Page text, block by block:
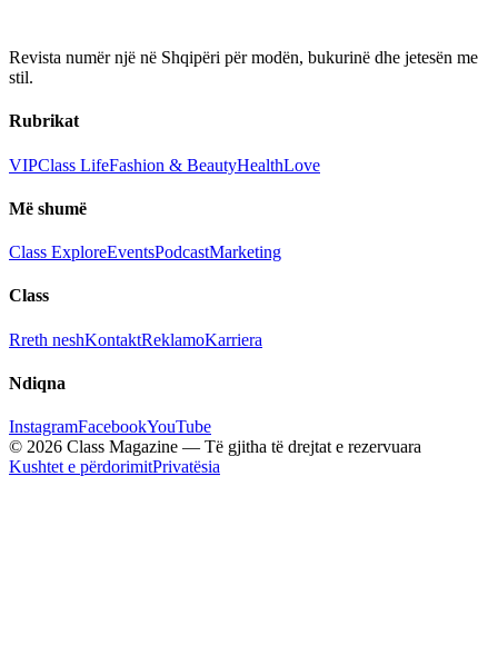
Revista numër një në Shqipëri për modën, bukurinë dhe jetesën me
stil.
Rubrikat
VIPClass LifeFashion & BeautyHealthLove
Më shumë
Class ExploreEventsPodcastMarketing
Class
Rreth neshKontaktReklamoKarriera
Ndiqna
InstagramFacebookYouTube
© 2026 Class Magazine — Të gjitha të drejtat e rezervuara
Kushtet e përdorimitPrivatësia